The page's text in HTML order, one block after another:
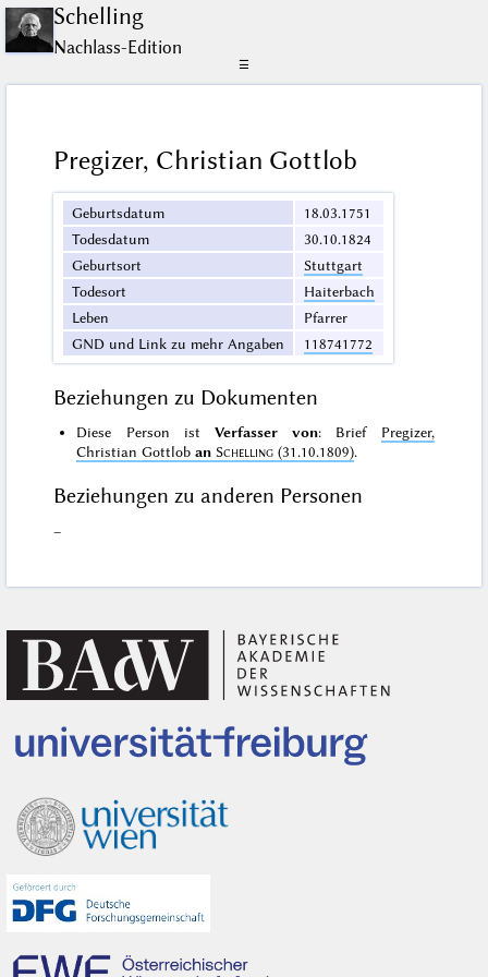
Schelling
Nachlass-Edition
☰
Pregizer, Christian Gottlob
Geburtsdatum
18.03.1751
Todesdatum
30.10.1824
Geburtsort
Stuttgart
Todesort
Haiterbach
Leben
Pfarrer
GND und Link zu mehr Angaben
118741772
Beziehungen zu Dokumenten
Diese Person ist Verfasser von: Brief Pregizer,
Christian Gottloban Schelling (31.10.1809).
Beziehungen zu anderen Personen
–